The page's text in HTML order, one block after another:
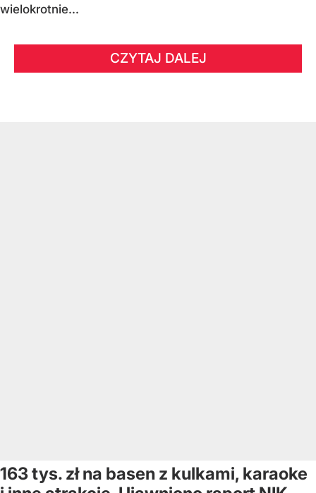
wielokrotnie...
CZYTAJ DALEJ
163 tys. zł na basen z kulkami, karaoke